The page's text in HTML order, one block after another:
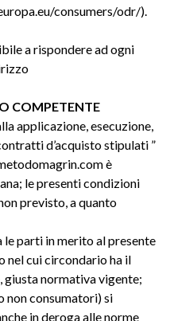
consumers/odr/).
a rispondere ad ogni
COMPETENTE
applicazione, esecuzione,
d’acquisto stipulati ”
è
le presenti condizioni
previsto, a quanto
le parti in merito al presente
nel cui circondario ha il
normativa vigente;
consumatori) si
in deroga alle norme